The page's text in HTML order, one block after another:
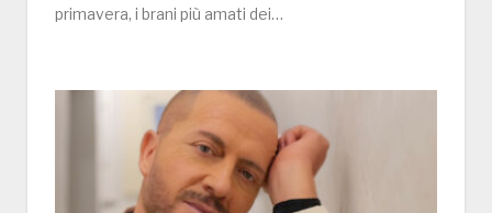
primavera, i brani più amati dei…